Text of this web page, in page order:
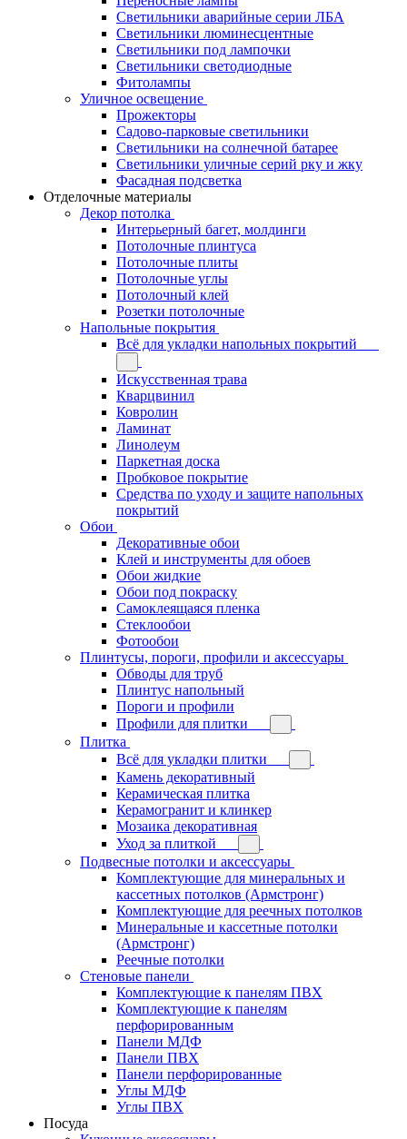
Светильники аварийные серии ЛБА
Светильники люминесцентные
Светильники под лампочки
Светильники светодиодные
Фитолампы
Уличное освещение
Прожекторы
Садово-парковые светильники
Светильники на солнечной батарее
Светильники уличные серий рку и жку
Фасадная подсветка
Отделочные материалы
Декор потолка
Интерьерный багет, молдинги
Потолочные плинтуса
Потолочные плиты
Потолочные углы
Потолочный клей
Розетки потолочные
Напольные покрытия
Всё для укладки напольных покрытий
Искусственная трава
Кварцвинил
Ковролин
Ламинат
Линолеум
Паркетная доска
Пробковое покрытие
Средства по уходу и защите напольных
покрытий
Обои
Декоративные обои
Клей и инструменты для обоев
Обои жидкие
Обои под покраску
Самоклеящаяся пленка
Стеклообои
Фотообои
Плинтусы, пороги, профили и аксессуары
Обводы для труб
Плинтус напольный
Пороги и профили
Профили для плитки
Плитка
Всё для укладки плитки
Камень декоративный
Керамическая плитка
Керамогранит и клинкер
Мозаика декоративная
Уход за плиткой
Подвесные потолки и аксессуары
Комплектующие для минеральных и
кассетных потолков (Армстронг)
Комплектующие для реечных потолков
Минеральные и кассетные потолки
(Армстронг)
Реечные потолки
Стеновые панели
Комплектующие к панелям ПВХ
Комплектующие к панелям
перфорированным
Панели МДФ
Панели ПВХ
Панели перфорированные
Углы МДФ
Углы ПВХ
Посуда